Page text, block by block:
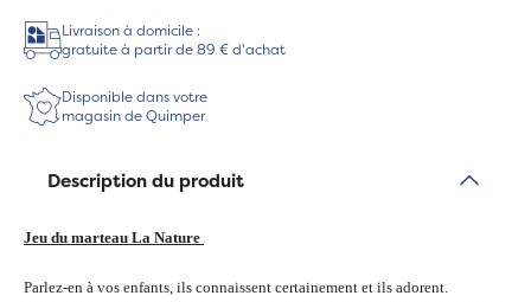
Livraison à domicile :
gratuite à partir de 89 € d'achat
Disponible dans votre
magasin de Quimper
Description du produit
Jeu du marteau La Nature
Parlez-en à vos enfants, ils connaissent certainement et ils adorent.